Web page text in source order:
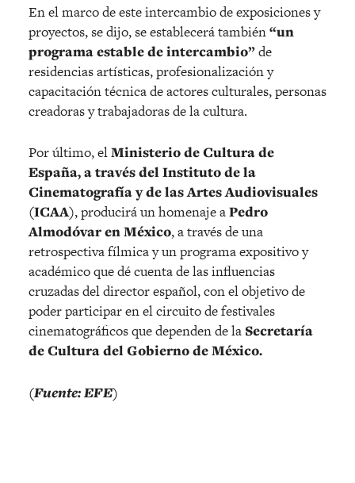
En el marco de este intercambio de exposiciones y
proyectos, se dijo, se establecerá también“un
programa estable de intercambio”de
residencias artísticas, profesionalización y
capacitación técnica de actores culturales, personas
creadoras y trabajadoras de la cultura.
Por último, elMinisterio de Cultura de
España, a través del Instituto de la
Cinematografía y de las Artes Audiovisuales
(ICAA), producirá un homenaje aPedro
Almodóvar en México, a través de una
retrospectiva fílmica y un programa expositivo y
académico que dé cuenta de las influencias
cruzadas del director español, con el objetivo de
poder participar en el circuito de festivales
cinematográficos que dependen de la Secretaría
de Cultura del Gobierno de México.
(Fuente: EFE)